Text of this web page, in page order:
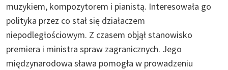
muzykiem, kompozytorem i pianistą. Interesowała go
polityka przez co stał się działaczem
niepodległościowym. Z czasem objął stanowisko
premiera i ministra spraw zagranicznych. Jego
międzynarodowa sława pomogła w prowadzeniu